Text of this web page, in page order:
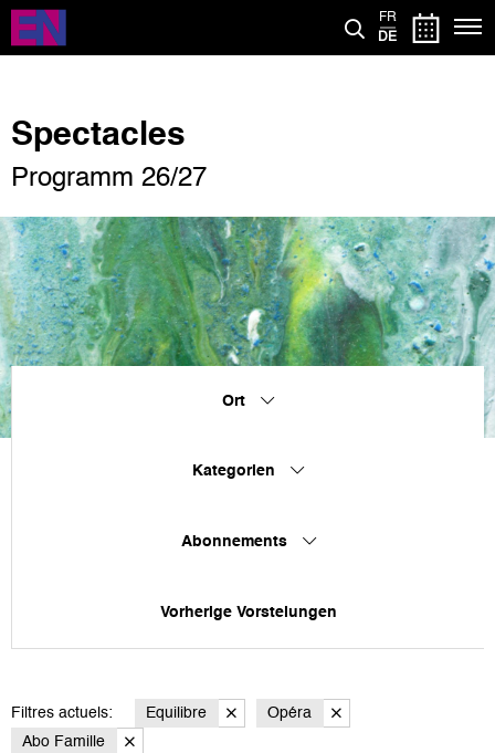
Direkt
zum
Inhalt
FR
DE
Spectacles
Programm 26/27
Ort
Kategorien
Abonnements
Vorherige Vorstelungen
Filtres actuels: Equilibre
Opéra
Abo Famille